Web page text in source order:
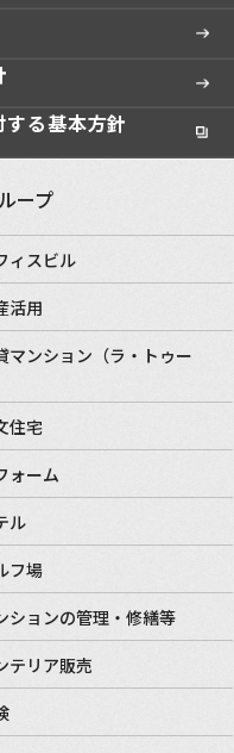
る基本方針
ープ
ィスビル
活用
マンション（ラ・トゥー
住宅
ォーム
ル
フ場
ションの管理・修繕等
テリア販売